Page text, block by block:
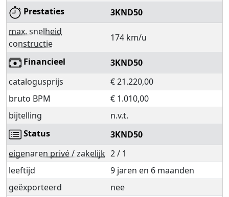
Prestaties
3KND50
max. snelheid
constructie
174 km/u
Financieel
3KND50
catalogusprijs
€ 21.220,00
bruto BPM
€ 1.010,00
bijtelling
n.v.t.
Status
3KND50
eigenaren privé / zakelijk 2 / 1
leeftijd
9 jaren en 6 maanden
geëxporteerd
nee